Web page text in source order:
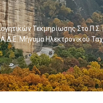
Τεκμηρίωσης Στο
Μήνυμα Ηλεκτρονικού